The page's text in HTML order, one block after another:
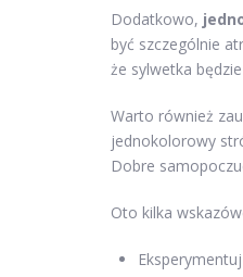
Dodatkowo,
być szczególnie
że sylwetka
Warto również
jednokolorowy
Dobre
Oto kilka